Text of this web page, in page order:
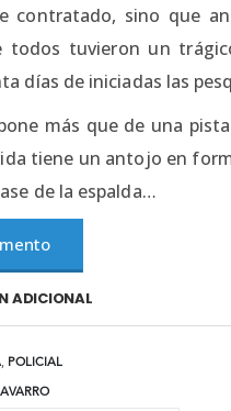
contratado, sino que
todos tuvieron un
días de iniciadas las
más que de una
tiene un antojo en
de la espalda…
ADICIONAL
, POLICIAL